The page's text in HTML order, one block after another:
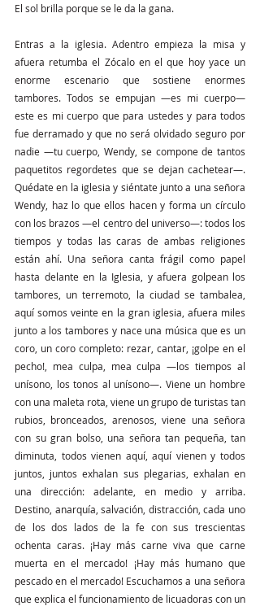
El sol brilla porque se le da la gana.
Entras a la iglesia. Adentro empieza la misa y
afuera retumba el Zócalo en el que hoy yace un
enorme escenario que sostiene enormes
tambores. Todos se empujan —es mi cuerpo—
este es mi cuerpo que para ustedes y para todos
fue derramado y que no será olvidado seguro por
nadie —tu cuerpo, Wendy, se compone de tantos
paquetitos regordetes que se dejan cachetear—.
Quédate en la iglesia y siéntate junto a una señora
Wendy, haz lo que ellos hacen y forma un círculo
con los brazos —el centro del universo—: todos los
tiempos y todas las caras de ambas religiones
están ahí. Una señora canta frágil como papel
hasta delante en la Iglesia, y afuera golpean los
tambores, un terremoto, la ciudad se tambalea,
aquí somos veinte en la gran iglesia, afuera miles
junto a los tambores y nace una música que es un
coro, un coro completo: rezar, cantar, ¡golpe en el
pecho!, mea culpa, mea culpa —los tiempos al
unísono, los tonos al unísono—. Viene un hombre
con una maleta rota, viene un grupo de turistas tan
rubios, bronceados, arenosos, viene una señora
con su gran bolso, una señora tan pequeña, tan
diminuta, todos vienen aquí, aquí vienen y todos
juntos, juntos exhalan sus plegarias, exhalan en
una dirección: adelante, en medio y arriba.
Destino, anarquía, salvación, distracción, cada uno
de los dos lados de la fe con sus trescientas
ochenta caras. ¡Hay más carne viva que carne
muerta en el mercado! ¡Hay más humano que
pescado en el mercado! Escuchamos a una señora
que explica el funcionamiento de licuadoras con un